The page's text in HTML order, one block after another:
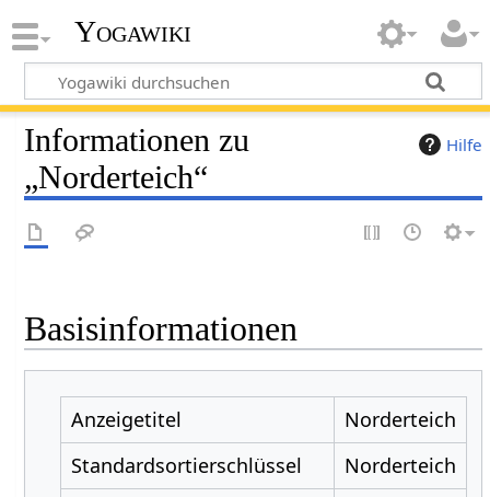
Yogawiki
Hilfe
Informationen zu
„Norderteich“
Basisinformationen
Anzeigetitel
Norderteich
Standardsortierschlüssel
Norderteich